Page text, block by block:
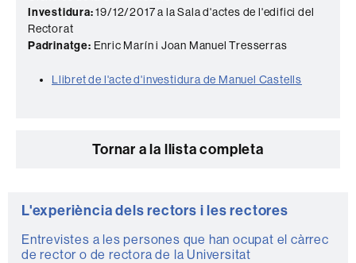
Investidura:19/12/2017 a la Sala d'actes de l'edifici del
Rectorat
Padrinatge: Enric Marín i Joan Manuel Tresserras
Llibret de l'acte d'investidura de Manuel Castells
Tornar a la llista completa
Informació
complementària
L'experiència dels rectors i les rectores
Entrevistes a les persones que han ocupat el càrrec
de rector o de rectora de la Universitat